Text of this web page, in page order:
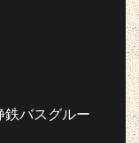
鉄バスグルー